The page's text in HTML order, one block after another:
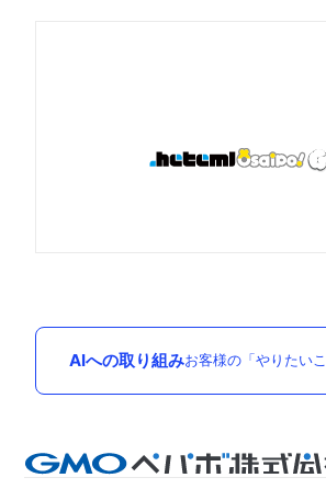
AIへの取り組みお客様の「やりたい